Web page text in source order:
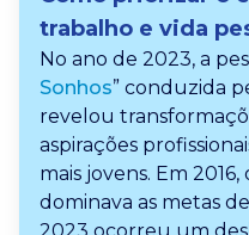
trabalho e vida
No ano de 2023, a
Sonhos” conduzida
revelou
aspirações
mais jovens. Em 2016,
dominava as metas